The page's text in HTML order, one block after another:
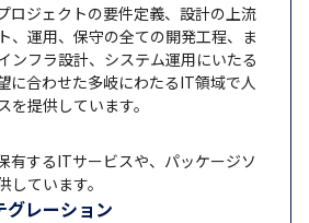
ロジェクトの要件定義、設計の上流
、運用、保守の全ての開発工程、ま
ンフラ設計、システム運用にいたる
に合わせた多岐にわたるIT領域で人
提供しています。
有するITサービスや、パッケージソ
しています。
グレーション